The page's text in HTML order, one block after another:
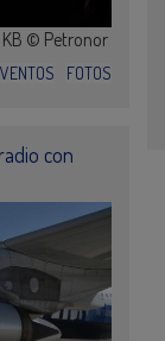
KB © Petronor
FOTOS
con